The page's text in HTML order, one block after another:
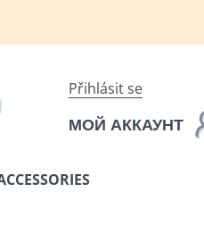
Přihlásit se
МОЙ АККАУНТ